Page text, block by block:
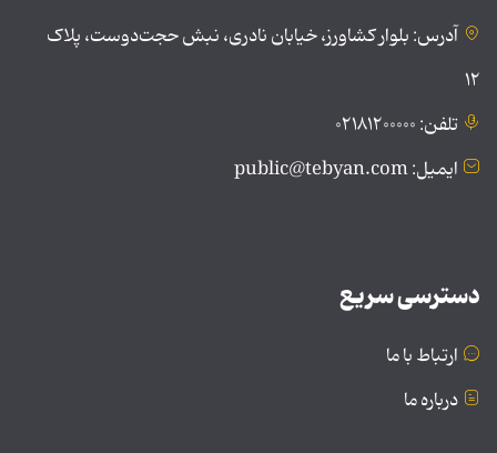
آدرس: بلوار کشاورز، خیابان نادری، نبش حجت‌دوست، پلاک
۱۲
تلفن: ۰۲۱۸۱۲۰۰۰۰۰
ایمیل: public@tebyan.com
دسترسی سریع
ارتباط با ما
درباره ما